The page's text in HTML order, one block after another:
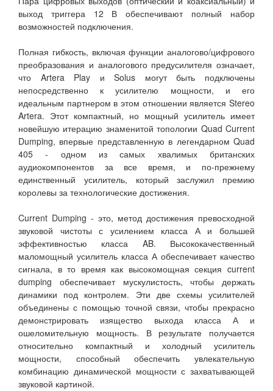
выход триггера 12 В обеспечивают полный набор
возможностей подключения.
Полная гибкость, включая функции аналогово/цифрового
преобразования и аналогового предусилителя означает,
что Artera Play и Solus могут быть подключены
непосредственно к усилителю мощности, и его
идеальным партнером в этом отношении является Stereo
Artera. Этот компактный, но мощный усилитель имеет
новейшую итерацию знаменитой топологии Quad Current
Dumping, впервые представленную в легендарном Quad
405 - одном из самых хвалимых британских
аудиокомпонентов за все время, и по-прежнему
единственный усилитель, который заслужил премию
королевы за технологические достижения.
Current Dumping - это, метод достижения превосходной
звуковой чистоты с усилением класса А и большей
эффективностью класса AB. Высококачественный
маломощный усилитель класса А обеспечивает качество
сигнала, в то время как высокомощная секция current
dumping обеспечивает мускулистость, чтобы держать
динамики под контролем. Эти две схемы усилителей
объединены с помощью точной связи, чтобы прекрасно
демонстрировать изящество выхода класса А и
ошеломительную мощность. В результате получается
относительно компактный и холодный усилитель
мощности, способный обеспечить увлекательную
комбинацию динамической мощности с захватывающей
звуковой картиной.